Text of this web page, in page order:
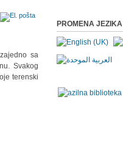
sa
Svakog
terenski
PROMENA JEZIKA